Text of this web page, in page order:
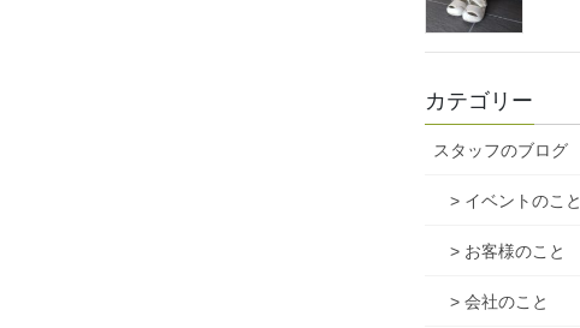
カテゴリー
スタッフのブログ
> イベントのこと
> お客様のこと
> 会社のこと